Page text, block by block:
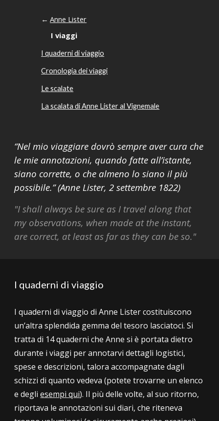
←Anne Lister
I viaggi
I quaderni di viaggio
Cronologia dei viaggi
Le scalate
La scalata di Anne Lister al Vignemale
“Nel mio viaggiare dovrò sempre aver cura che
le mie annotazioni, quando fatte all’istante,
siano corrette, o che almeno lo siano il più
possibile.” (Anne Lister, 2 settembre 1822)
"I shall always be sure as I travel along that
my observations, when made at the instant,
are correct, at least as far as they can be so."
I quaderni di viaggio
I quaderni di viaggio di Anne Lister costituiscono
un’altra splendida gemma del tesoro lasciatoci. Si
tratta di 14 quaderni che Anne si è portata dietro
durante i viaggi per annotarvi dettagli logistici,
spese e descrizioni, talora accompagnate dagli
schizzi di quanto vedeva (potetetrovarne un elenco
e degliesempi qui). Il più delle volte, al suo ritorno,
riportava le annotazioni sui diari, che riteneva